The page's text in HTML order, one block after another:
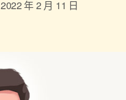
2022 年 2 月 11 日